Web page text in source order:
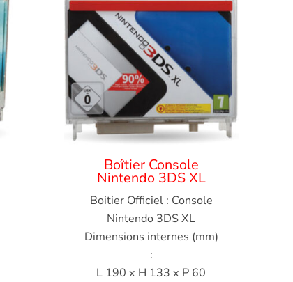
Boîtier Console
Nintendo 3DS XL
Boitier Officiel : Console
Nintendo 3DS XL
Dimensions internes (mm)
:
L 190 x H 133 x P 60